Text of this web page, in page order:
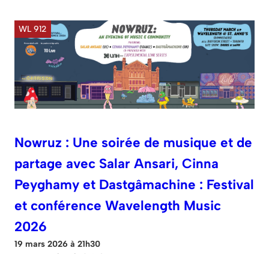
WL 912
Nowruz : Une soirée de musique et de
partage avec Salar Ansari, Cinna
Peyghamy et Dastgâmachine : Festival
et conférence Wavelength Music
2026
19 mars 2026 à 21h30